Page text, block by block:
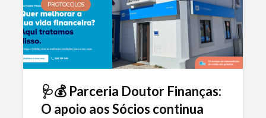
PROTOCOLOS
🩺💰 Parceria Doutor Finanças:
O apoio aos Sócios continua